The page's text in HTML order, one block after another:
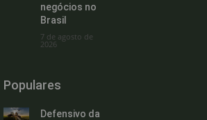
negócios no
Brasil
7 de agosto de
2026
Populares
Defensivo da